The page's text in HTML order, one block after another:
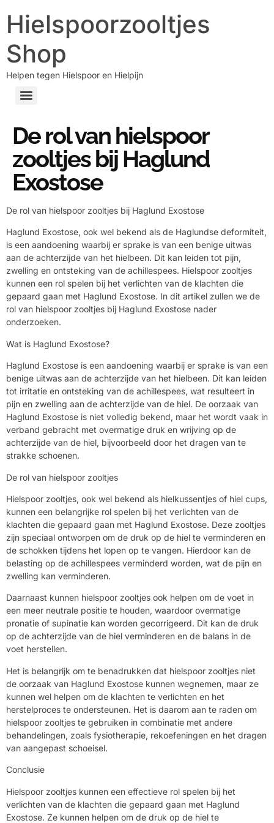
Hielspoorzooltjes
Shop
Helpen tegen Hielspoor en Hielpijn
De rol van hielspoor
zooltjes bij Haglund
Exostose
De rol van hielspoor zooltjes bij Haglund Exostose
Haglund Exostose, ook wel bekend als de Haglundse deformiteit,
is een aandoening waarbij er sprake is van een benige uitwas
aan de achterzijde van het hielbeen. Dit kan leiden tot pijn,
zwelling en ontsteking van de achillespees. Hielspoor zooltjes
kunnen een rol spelen bij het verlichten van de klachten die
gepaard gaan met Haglund Exostose. In dit artikel zullen we de
rol van hielspoor zooltjes bij Haglund Exostose nader
onderzoeken.
Wat is Haglund Exostose?
Haglund Exostose is een aandoening waarbij er sprake is van een
benige uitwas aan de achterzijde van het hielbeen. Dit kan leiden
tot irritatie en ontsteking van de achillespees, wat resulteert in
pijn en zwelling aan de achterzijde van de hiel. De oorzaak van
Haglund Exostose is niet volledig bekend, maar het wordt vaak in
verband gebracht met overmatige druk en wrijving op de
achterzijde van de hiel, bijvoorbeeld door het dragen van te
strakke schoenen.
De rol van hielspoor zooltjes
Hielspoor zooltjes, ook wel bekend als hielkussentjes of hiel cups,
kunnen een belangrijke rol spelen bij het verlichten van de
klachten die gepaard gaan met Haglund Exostose. Deze zooltjes
zijn speciaal ontworpen om de druk op de hiel te verminderen en
de schokken tijdens het lopen op te vangen. Hierdoor kan de
belasting op de achillespees verminderd worden, wat de pijn en
zwelling kan verminderen.
Daarnaast kunnen hielspoor zooltjes ook helpen om de voet in
een meer neutrale positie te houden, waardoor overmatige
pronatie of supinatie kan worden gecorrigeerd. Dit kan de druk
op de achterzijde van de hiel verminderen en de balans in de
voet herstellen.
Het is belangrijk om te benadrukken dat hielspoor zooltjes niet
de oorzaak van Haglund Exostose kunnen wegnemen, maar ze
kunnen wel helpen om de klachten te verlichten en het
herstelproces te ondersteunen. Het is daarom aan te raden om
hielspoor zooltjes te gebruiken in combinatie met andere
behandelingen, zoals fysiotherapie, rekoefeningen en het dragen
van aangepast schoeisel.
Conclusie
Hielspoor zooltjes kunnen een effectieve rol spelen bij het
verlichten van de klachten die gepaard gaan met Haglund
Exostose. Ze kunnen helpen om de druk op de hiel te